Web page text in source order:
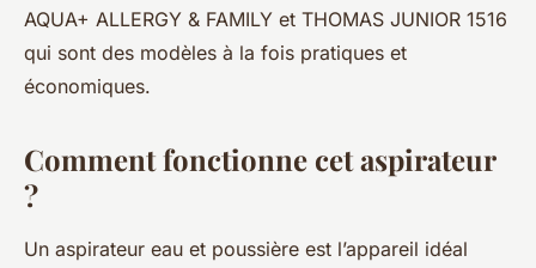
AQUA+ ALLERGY & FAMILY et THOMAS JUNIOR 1516
qui sont des modèles à la fois pratiques et
économiques.
Comment fonctionne cet aspirateur
?
Un aspirateur eau et poussière est l’appareil idéal